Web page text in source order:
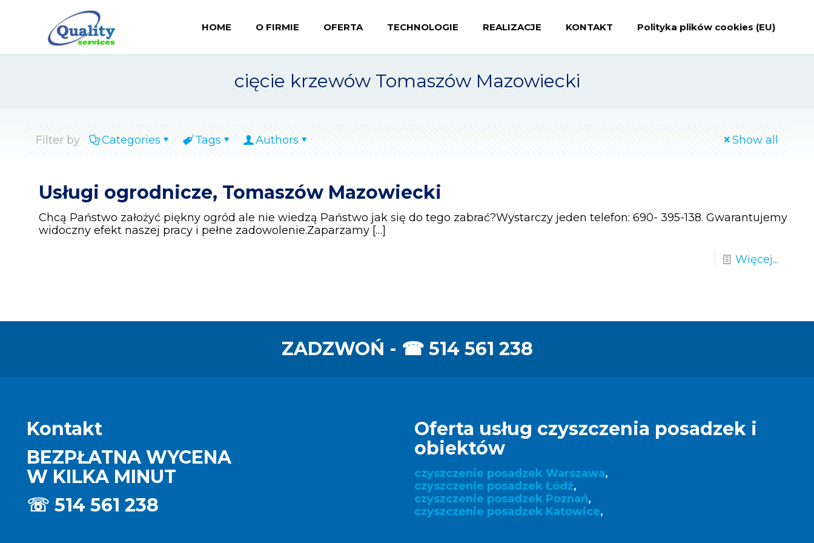
HOME O FIRMIE OFERTA TECHNOLOGIE REALIZACJE KONTAKT Polityka plików cookies (EU)
cięcie krzewów Tomaszów Mazowiecki
Filter by Categories Tags Authors Show all
Usługi ogrodnicze, Tomaszów Mazowiecki
Chcą Państwo założyć piękny ogród ale nie wiedzą Państwo jak się do tego zabrać?Wystarczy jeden telefon: 690- 395-138. Gwarantujemy
widoczny efekt naszej pracy i pełne zadowolenie.Zaparzamy […]
Więcej...
ZADZWOŃ - ☎ 514 561 238
Kontakt
BEZPŁATNA WYCENA
W KILKA MINUT
☏ 514 561 238
Oferta usług czyszczenia posadzek i
obiektów
czyszczenie posadzek Warszawa,
czyszczenie posadzek Łódź,
czyszczenie posadzek Poznań,
czyszczenie posadzek Katowice,